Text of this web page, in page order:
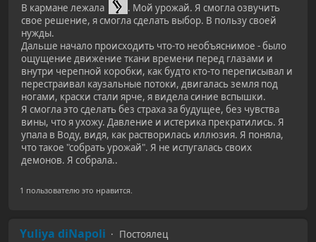
В кармане лежала
. Мой урожай. Я смогла озвучить
свое решение, я смогла сделать выбор. В пользу своей
нужды.
Дальше начало происходить что-то необъяснимое - было
ощущение движение ткани времени перед глазами и
внутри черепной коробки, как будто кто-то переписывал и
перестраивал каузальные потоки, двигалась земля под
ногами, краски стали ярче, я видела синие вспышки.
Я смогла это сделать без страха за будущее, без чувства
вины, что я ухожу. Давление и истерика прекратились. Я
упала в Воду, видя, как растворилась иллюзия. Я поняла,
что такое "собрать урожай". Я не испугалась своих
демонов. Я собрала..
1 пользователю это нравится.
Yuliya diNapoli
Постоялец